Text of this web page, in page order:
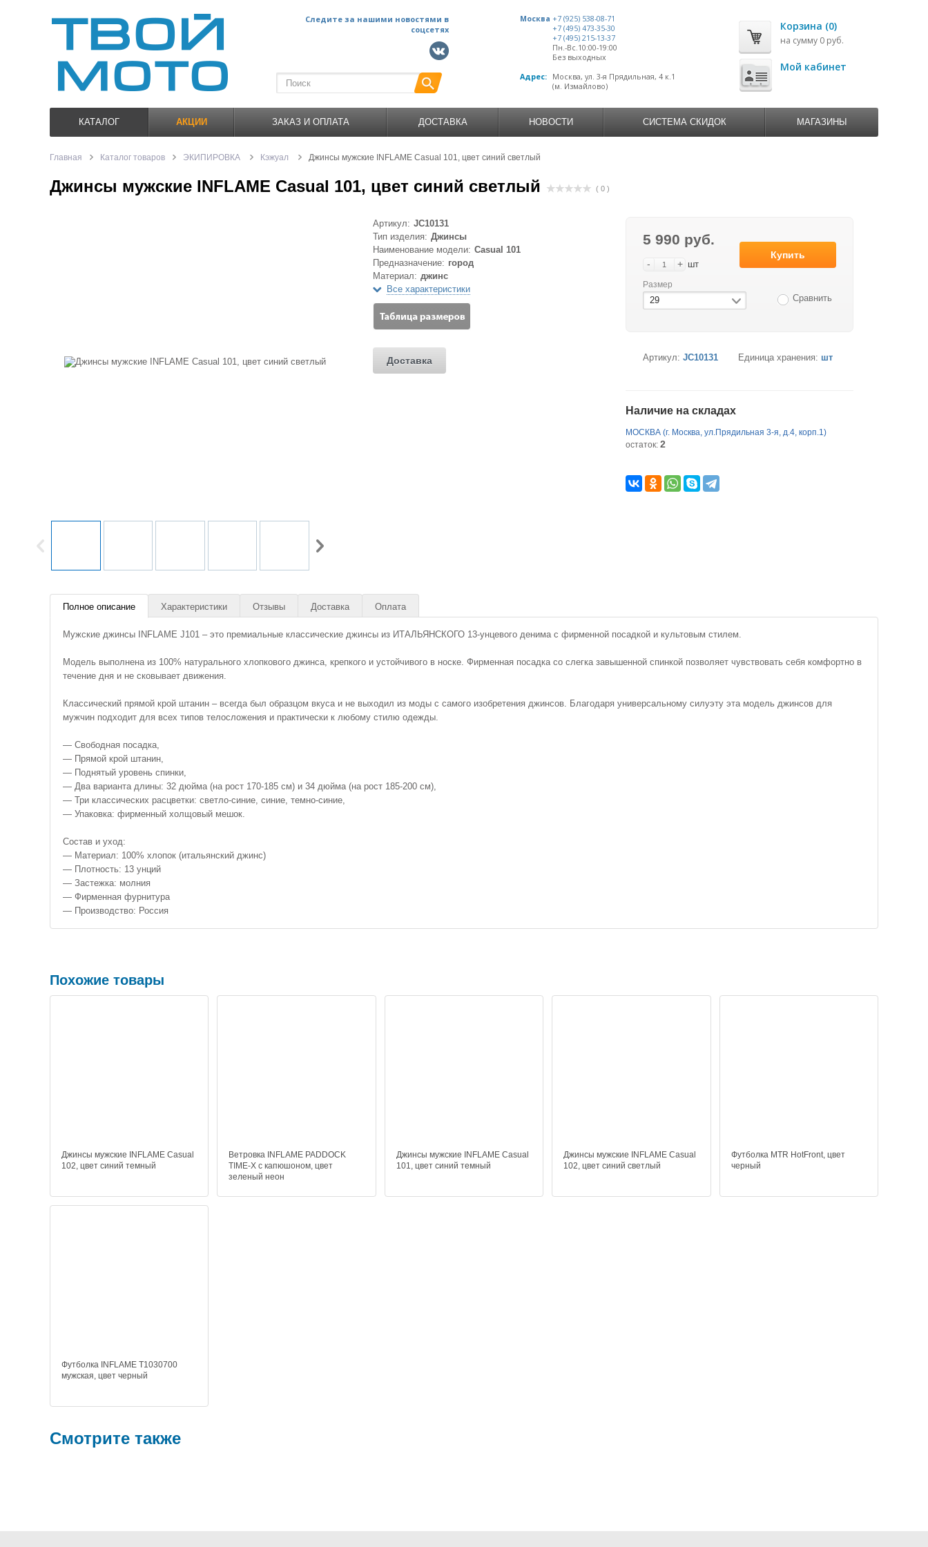
Следите за нашими новостями в
соцсетях
Москва +7 (925) 538-08-71
+7 (495) 473-35-30
+7 (495) 215-13-37
Пн.-Вс.10:00-19:00
Без выходных
Адрес:
Москва, ул. 3-я Прядильная, 4 к.1
(м. Измайлово)
Корзина (0)
на сумму 0 руб.
Мой кабинет
КАТАЛОГ АКЦИИ ЗАКАЗ И ОПЛАТА ДОСТАВКА НОВОСТИ СИСТЕМА СКИДОК МАГАЗИНЫ
Главная Каталог товаров ЭКИПИРОВКА Кэжуал Джинсы мужские INFLAME Casual 101, цвет синий светлый
Джинсы мужские INFLAME Casual 101, цвет синий светлый ( 0 )
5 990 руб.
- + шт
Купить
Размер
29 Сравнить
Артикул: JC10131 Единица хранения: шт
Наличие на складах
МОСКВА (г. Москва, ул.Прядильная 3-я, д.4, корп.1)
остаток: 2
Артикул: JC10131
Тип изделия: Джинсы
Наименование модели: Casual 101
Предназначение: город
Материал: джинс
Все характеристики
Доставка
Полное описание Характеристики Отзывы Доставка Оплата
Мужские джинсы INFLAME J101 – это премиальные классические джинсы из ИТАЛЬЯНСКОГО 13-унцевого денима с фирменной посадкой и культовым стилем.
Модель выполнена из 100% натурального хлопкового джинса, крепкого и устойчивого в носке. Фирменная посадка со слегка завышенной спинкой позволяет чувствовать себя комфортно в
течение дня и не сковывает движения.
Классический прямой крой штанин – всегда был образцом вкуса и не выходил из моды с самого изобретения джинсов. Благодаря универсальному силуэту эта модель джинсов для
мужчин подходит для всех типов телосложения и практически к любому стилю одежды.
— Свободная посадка,
— Прямой крой штанин,
— Поднятый уровень спинки,
— Два варианта длины: 32 дюйма (на рост 170-185 см) и 34 дюйма (на рост 185-200 см),
— Три классических расцветки: светло-синие, синие, темно-синие,
— Упаковка: фирменный холщовый мешок.
Состав и уход:
— Материал: 100% хлопок (итальянский джинс)
— Плотность: 13 унций
— Застежка: молния
— Фирменная фурнитура
— Производство: Россия
Похожие товары
Джинсы мужские INFLAME Casual
102, цвет синий темный
Ветровка INFLAME PADDOCK
TIME-X с капюшоном, цвет
зеленый неон
Джинсы мужские INFLAME Casual
101, цвет синий темный
Джинсы мужские INFLAME Casual
102, цвет синий светлый
Футболка MTR HotFront, цвет
черный
Футболка INFLAME T1030700
мужская, цвет черный
Смотрите также